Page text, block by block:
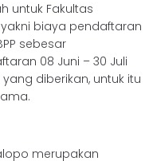
untuk Fakultas
biaya pendaftaran
sebesar
08 Juni – 30 Juli
diberikan, untuk itu
merupakan